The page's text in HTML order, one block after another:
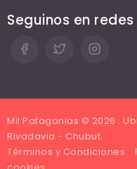
Seguinos en redes
Mil Patagonias © 2026 .
Rivadavia - Chubut.
Términos y Condiciones